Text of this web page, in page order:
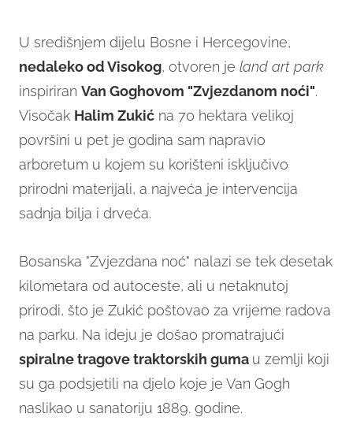
U središnjem dijelu Bosne i Hercegovine,
nedaleko od Visokog, otvoren je land art park
inspiriran Van Goghovom "Zvjezdanom noći".
Visočak Halim Zukić na 70 hektara velikoj
površini u pet je godina sam napravio
arboretum u kojem su korišteni isključivo
prirodni materijali, a najveća je intervencija
sadnja bilja i drveća.
Bosanska "Zvjezdana noć" nalazi se tek desetak
kilometara od autoceste, ali u netaknutoj
prirodi, što je Zukić poštovao za vrijeme radova
na parku. Na ideju je došao promatrajući
spiralne tragove traktorskih guma u zemlji koji
su ga podsjetili na djelo koje je Van Gogh
naslikao u sanatoriju 1889. godine.